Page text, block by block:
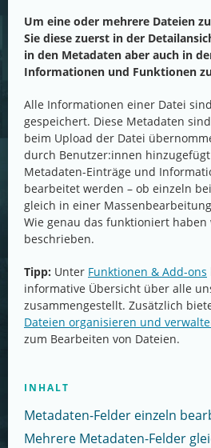
Um eine oder mehrere Dateien
Sie diese zuerst in der
in den Metadaten aber auch in
Informationen und Funktionen
Alle Informationen einer Datei
gespeichert. Diese Metadaten
beim Upload der Datei
durch Benutzer:innen
Metadaten-Einträge und
bearbeitet werden – ob einzeln
gleich in einer
Wie genau das funktioniert
beschrieben.
Tipp: Unter Funktionen & Add-ons
informative Übersicht über alle
zusammengestellt. Zusätzlich
Dateien organisieren und
zum Bearbeiten von Dateien.
INHALT
Metadaten-Felder einzeln
Mehrere Metadaten-Felder